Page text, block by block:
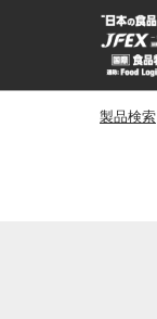
ス
キ
ッ
プ
し
製品検索